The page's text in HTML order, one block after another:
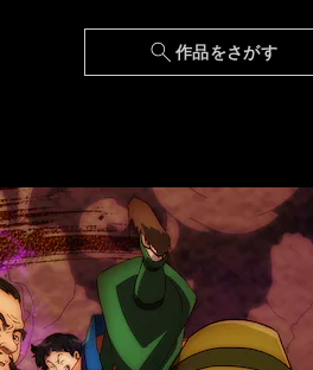
作品をさがす
『最強の王様、二度目の人生は何を
24話 配信日変更のお知らせ
【障害】映像再生における不具合に
【日本語字幕】【セリフ検索】新規